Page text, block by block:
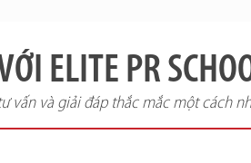
ELITE PR
vấn và giải đáp thắc mắc một cách